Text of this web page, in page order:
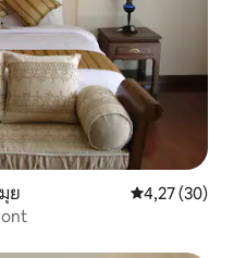
ย 4,27 de uma
4,27 (30)